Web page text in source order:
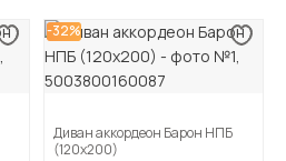
-32%
Диван аккордеон Барон НПБ
(120х200)